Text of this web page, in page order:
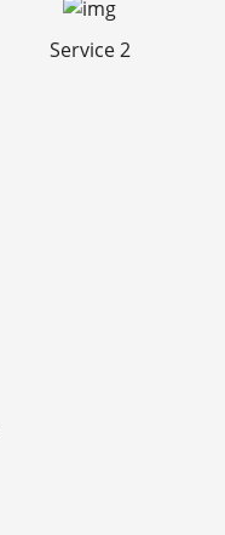
Service 2